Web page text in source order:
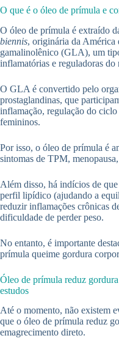
O que é o óleo de prímula e
O óleo de prímula é extraído
biennis, originária da
gamalinolênico (GLA), um
inflamatórias e reguladoras
O GLA é convertido pelo
prostaglandinas, que
inflamação, regulação do
femininos.
Por isso, o óleo de prímula é
sintomas de TPM,
Além disso, há indícios de
perfil lipídico (ajudando a
reduzir inflamações crônicas
dificuldade de perder peso.
No entanto, é importante
prímula queime gordura
Óleo de prímula reduz
estudos
Até o momento, não existem
que o óleo de prímula reduz
emagrecimento direto.